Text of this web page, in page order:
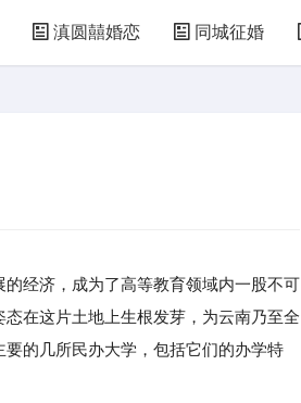
滇圆囍婚恋 同城征婚
经济，成为了高等教育领域内一股不可
在这片土地上生根发芽，为云南乃至全
的几所民办大学，包括它们的办学特